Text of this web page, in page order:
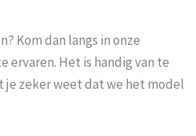
Kom dan langs in onze
ervaren. Het is handig van te
je zeker weet dat we het model